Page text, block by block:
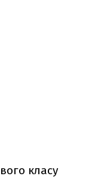
класу